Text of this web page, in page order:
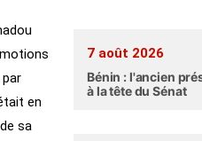
en
sa
7 août 2026
Bénin : l'ancien
à la tête du Sénat